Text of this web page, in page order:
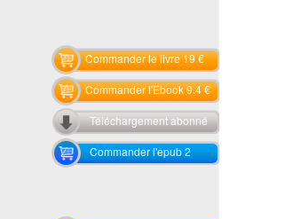
Commander le livre 19 €
Commander l'Ebook 9.4 €
Téléchargement abonné
Commander l'epub 2